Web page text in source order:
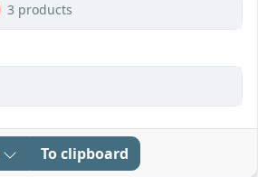
3 products
To clipboard